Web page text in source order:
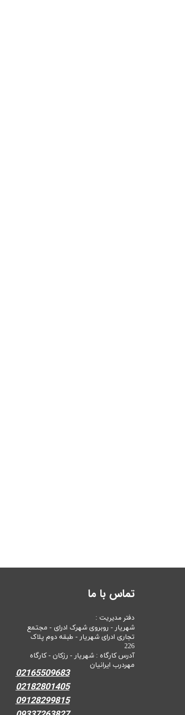
تماس با ما
دفتر مدیریت :
شهریار - روبروی شهرک ادرای - مجتمع
تجاری ادرای شهریار - طبقه دوم پلاک
226
آدرس کارگاه : شهریار - رزکان - کارگاه
مهردرب ایرانیان
02165509683
02182801405
09128299815